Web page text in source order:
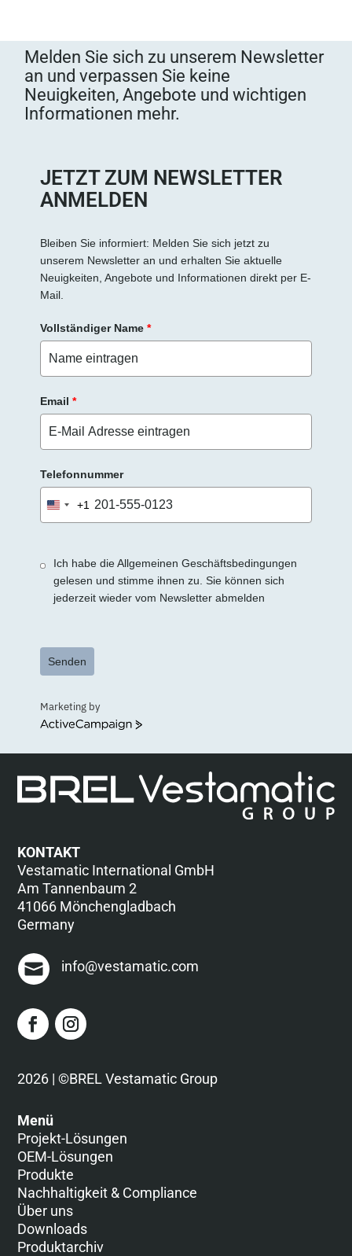
Melden Sie sich zu unserem Newsletter
an und verpassen Sie keine
Neuigkeiten, Angebote und wichtigen
Informationen mehr.
JETZT ZUM NEWSLETTER
ANMELDEN
Bleiben Sie informiert: Melden Sie sich jetzt zu
unserem Newsletter an und erhalten Sie aktuelle
Neuigkeiten, Angebote und Informationen direkt per E-
Mail.
Vollständiger Name *
Email *
Telefonnummer
United
States
+1
Ich habe die Allgemeinen Geschäftsbedingungen
gelesen und stimme ihnen zu. Sie können sich
jederzeit wieder vom Newsletter abmelden
Senden
Marketing by
ActiveCampaign
KONTAKT
Vestamatic International GmbH
Am Tannenbaum 2
41066 Mönchengladbach
Germany
info@vestamatic.com
2026 | ©BREL Vestamatic Group
Menü
Projekt-Lösungen
OEM-Lösungen
Produkte
Nachhaltigkeit & Compliance
Über uns
Downloads
Produktarchiv